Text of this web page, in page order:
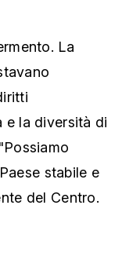
La
e la diversità di
stabile e
del Centro.